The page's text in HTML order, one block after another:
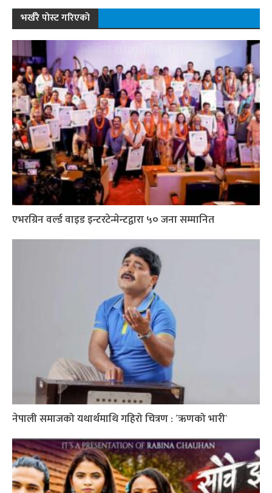
भर्खरै पोस्ट गरिएको
एभरग्रिन वर्ल्ड वाइड इन्टरटेन्मेन्टद्वारा ५० जना सम्मानित
नेपाली समाजको यथार्थमाथि गहिरो चित्रण : ´ऋणको भारी`